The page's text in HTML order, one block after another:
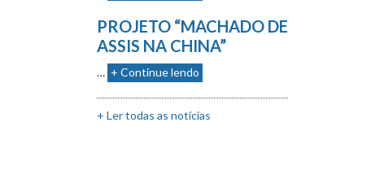
PROJETO “MACHADO DE
ASSIS NA CHINA”
… + Continue lendo
+ Ler todas as notícias